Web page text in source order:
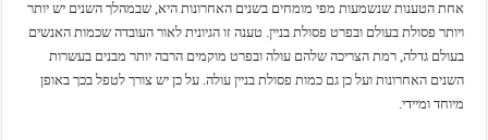
אחת הטענות שנשמעות מפי מומחים בשנים האחרונות היא, שבמהלך השנים יש יותר
ויותר פסולת בעולם ובפרט פסולת בניין. טענה זו הגיונית לאור העובדה שכמות האנשים
בעולם גדלה, רמת הצריכה שלהם עולה ובפרט מוקמים הרבה יותר מבנים בעשרות
השנים האחרונות ועל כן גם כמות פסולת בניין עולה. על כן יש צורך לטפל בכך באופן
מיוחד ומיידי.